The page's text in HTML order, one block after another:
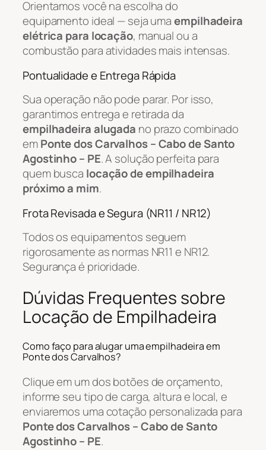
Orientamos você na escolha do
equipamento ideal — seja umaempilhadeira
elétrica para locação, manual ou a
combustão para atividades mais intensas.
Pontualidade e Entrega Rápida
Sua operação não pode parar. Por isso,
garantimos entrega e retirada da
empilhadeira alugada no prazo combinado
emPonte dos Carvalhos – Cabo de Santo
Agostinho – PE. A solução perfeita para
quem busca locação de empilhadeira
próximo a mim.
Frota Revisada e Segura (NR11 / NR12)
Todos os equipamentos seguem
rigorosamente as normas NR11 e NR12.
Segurança é prioridade.
Dúvidas Frequentes sobre
Locação de Empilhadeira
Como faço para alugar uma empilhadeira em
Ponte dos Carvalhos?
Clique em um dos botões de orçamento,
informe seu tipo de carga, altura e local, e
enviaremos uma cotação personalizada para
Ponte dos Carvalhos – Cabo de Santo
Agostinho – PE.